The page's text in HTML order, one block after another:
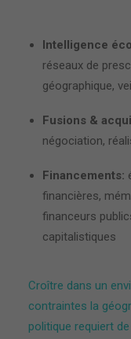
Intelligence
réseaux de
géographique,
Fusions &
négociation,
Financements:
financières,
financeurs
capitalistiques
Croître dans un
contraintes la
politique requiert